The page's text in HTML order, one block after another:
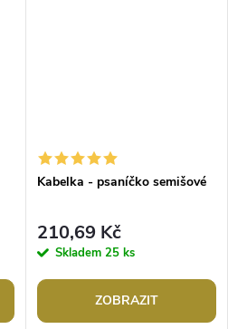
Kabelka - psaníčko semišové
210,69 Kč
Skladem 25 ks
ZOBRAZIT